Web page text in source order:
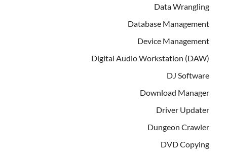
Data Wrangling
Database Management
Device Management
Digital Audio Workstation (DAW)
DJ Software
Download Manager
Driver Updater
Dungeon Crawler
DVD Copying